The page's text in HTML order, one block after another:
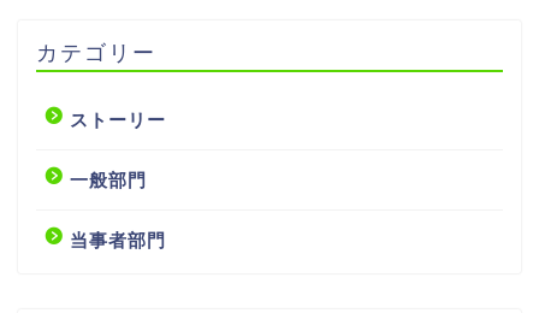
カテゴリー
ストーリー
一般部門
当事者部門